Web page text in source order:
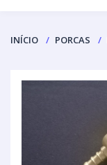
INÍCIO PORCAS